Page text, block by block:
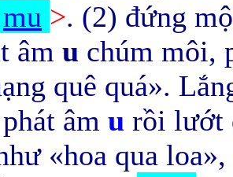
mu >. (2) đứng
âm u chúm môi,
quê quá».
âm u rồi lướt
«hoa qua loa»,